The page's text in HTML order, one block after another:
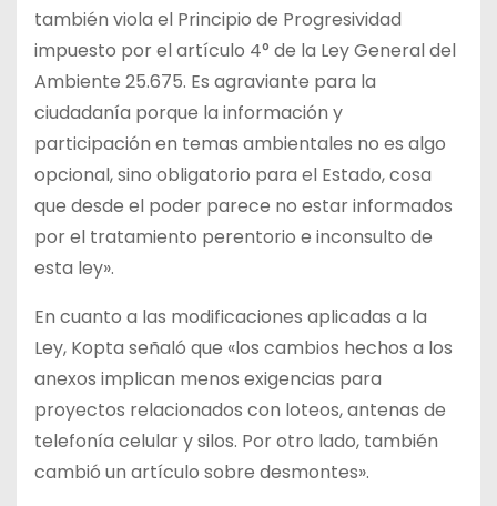
también viola el Principio de Progresividad
impuesto por el artículo 4° de la Ley General del
Ambiente 25.675. Es agraviante para la
ciudadanía porque la información y
participación en temas ambientales no es algo
opcional, sino obligatorio para el Estado, cosa
que desde el poder parece no estar informados
por el tratamiento perentorio e inconsulto de
esta ley».
En cuanto a las modificaciones aplicadas a la
Ley, Kopta señaló que «los cambios hechos a los
anexos implican menos exigencias para
proyectos relacionados con loteos, antenas de
telefonía celular y silos. Por otro lado, también
cambió un artículo sobre desmontes».